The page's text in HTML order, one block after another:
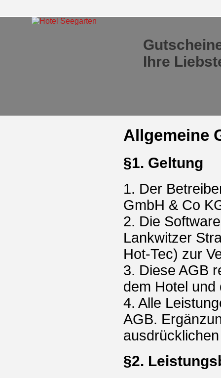
Ihre
Allgemeine
§1. Geltung
1. Der
GmbH & Co
2. Die
Lankwitzer
Hot-Tec) zur
3. Diese AGB
dem Hotel und
4. Alle
AGB.
§2.